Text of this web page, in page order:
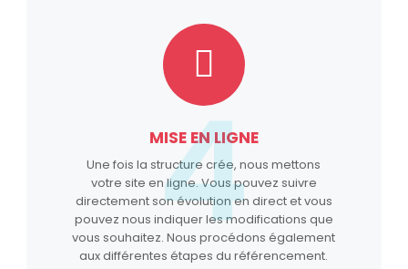
MISE EN LIGNE
Une fois la structure crée, nous mettons
votre site en ligne. Vous pouvez suivre
directement son évolution en direct et vous
pouvez nous indiquer les modifications que
vous souhaitez. Nous procédons également
aux différentes étapes du référencement.
4